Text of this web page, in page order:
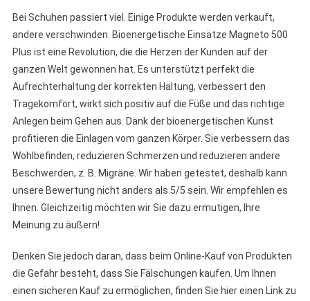
Bei Schuhen passiert viel. Einige Produkte werden verkauft,
andere verschwinden. Bioenergetische Einsätze Magneto 500
Plus ist eine Revolution, die die Herzen der Kunden auf der
ganzen Welt gewonnen hat. Es unterstützt perfekt die
Aufrechterhaltung der korrekten Haltung, verbessert den
Tragekomfort, wirkt sich positiv auf die Füße und das richtige
Anlegen beim Gehen aus. Dank der bioenergetischen Kunst
profitieren die Einlagen vom ganzen Körper. Sie verbessern das
Wohlbefinden, reduzieren Schmerzen und reduzieren andere
Beschwerden, z. B. Migräne. Wir haben getestet, deshalb kann
unsere Bewertung nicht anders als 5/5 sein. Wir empfehlen es
Ihnen. Gleichzeitig möchten wir Sie dazu ermutigen, Ihre
Meinung zu äußern!
Denken Sie jedoch daran, dass beim Online-Kauf von Produkten
die Gefahr besteht, dass Sie Fälschungen kaufen. Um Ihnen
einen sicheren Kauf zu ermöglichen, finden Sie hier einen Link zu